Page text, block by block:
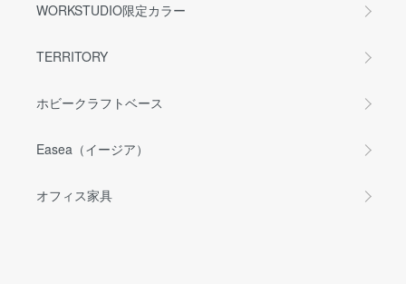
WORKSTUDIO限定カラー
TERRITORY
ホビークラフトベース
Easea（イージア）
オフィス家具